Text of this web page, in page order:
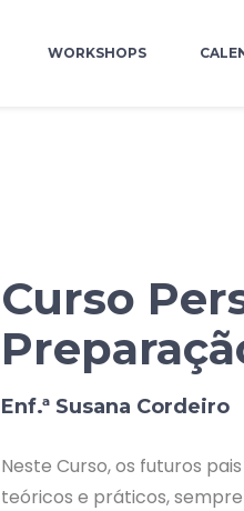
WORKSHOPS
Curso
Enf.ª Susana Cordeiro
Neste Curso, os futuros
teóricos e práticos,